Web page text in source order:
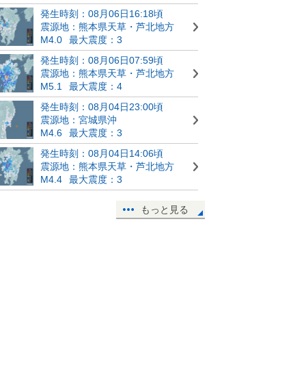
発生時刻：08月06日16:18頃
震源地：熊本県天草・芦北地方
M4.0
最大震度：3
発生時刻：08月06日07:59頃
震源地：熊本県天草・芦北地方
M5.1
最大震度：4
発生時刻：08月04日23:00頃
震源地：宮城県沖
M4.6
最大震度：3
発生時刻：08月04日14:06頃
震源地：熊本県天草・芦北地方
M4.4
最大震度：3
もっと見る